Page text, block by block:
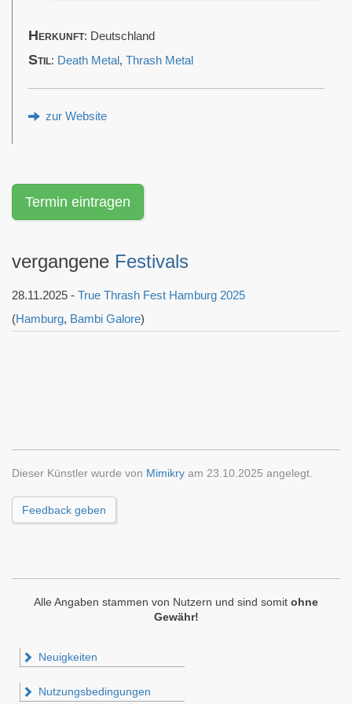
Herkunft: Deutschland
Stil: Death Metal , Thrash Metal
zur Website
Termin eintragen
vergangene Festivals
28.11.2025 - True Thrash Fest Hamburg 2025
(Hamburg, Bambi Galore)
Dieser Künstler wurde von Mimikry am 23.10.2025 angelegt.
Feedback geben
Alle Angaben stammen von Nutzern und sind somit ohne
Gewähr!
Neuigkeiten
Nutzungsbedingungen